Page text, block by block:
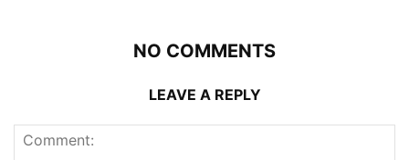
NO COMMENTS
LEAVE A REPLY